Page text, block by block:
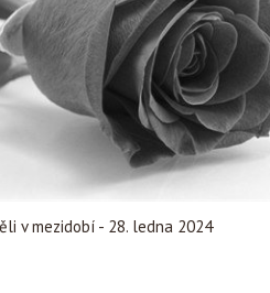
v mezidobí - 28. ledna 2024